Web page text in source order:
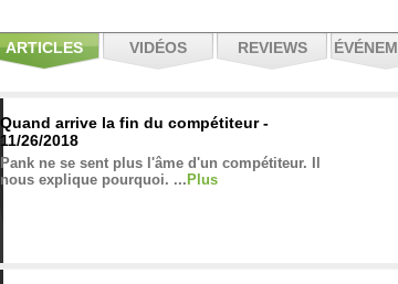
ARTICLES VIDÉOS REVIEWS
Quand arrive la fin du compétiteur -
11/26/2018
Pank ne se sent plus l'âme d'un compétiteur. Il
nous explique pourquoi. ... Plus